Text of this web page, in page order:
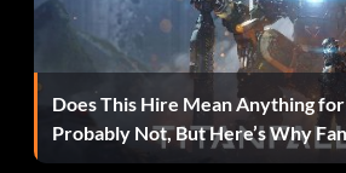
pour les points de compétence et les
pour tous les personnages souhaités.
Définir les quantités de munitions et
Does This Hire Mean Anything
Probably Not, But Here’s Why